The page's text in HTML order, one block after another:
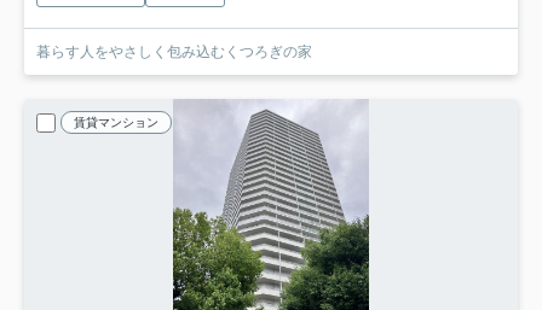
暮らす人をやさしく包み込むくつろぎの家
賃貸マンション